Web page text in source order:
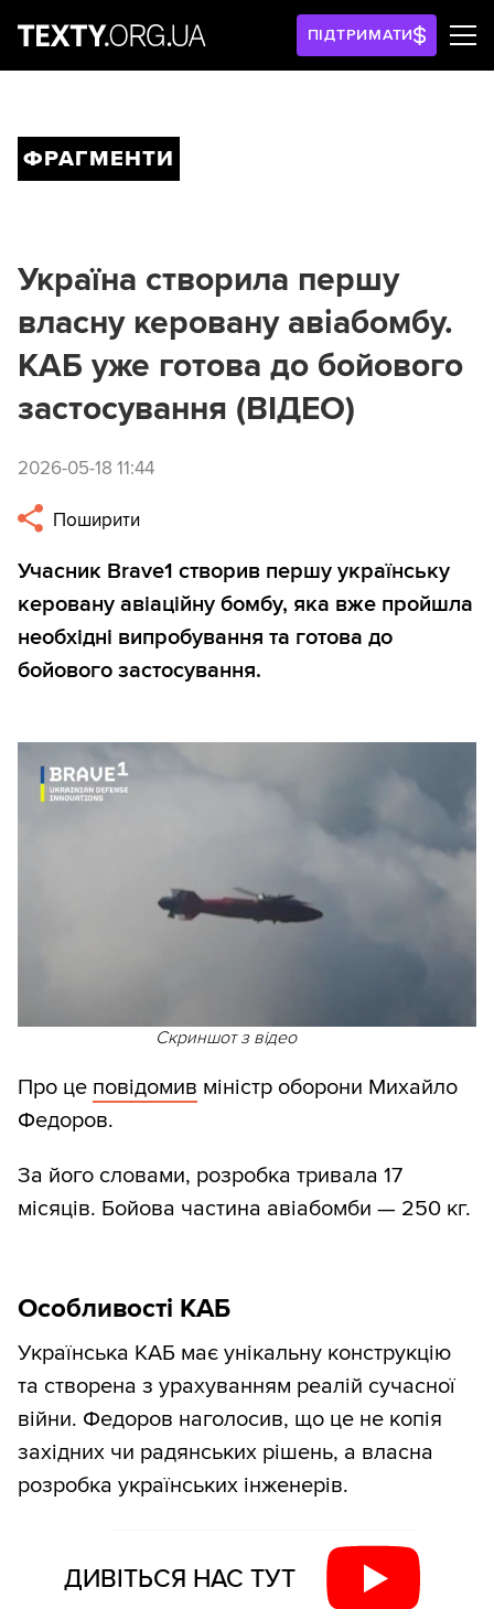
ПІДТРИМАТИ
ФРАГМЕНТИ
Україна створила першу
власну керовану авіабомбу.
КАБ уже готова до бойового
застосування (ВІДЕО)
2026-05-18 11:44
Поширити
Учасник Brave1 створив першу українську
керовану авіаційну бомбу, яка вже пройшла
необхідні випробування та готова до
бойового застосування.
Скриншот з відео
Про це повідомив міністр оборони Михайло
Федоров.
За його словами, розробка тривала 17
місяців. Бойова частина авіабомби — 250 кг.
Особливості КАБ
Українська КАБ має унікальну конструкцію
та створена з урахуванням реалій сучасної
війни. Федоров наголосив, що це не копія
західних чи радянських рішень, а власна
розробка українських інженерів.
ДИВІТЬСЯ НАС ТУТ